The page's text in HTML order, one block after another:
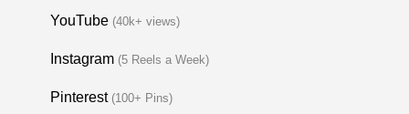
YouTube (40k+ views)
Instagram (5 Reels a Week)
Pinterest (100+ Pins)